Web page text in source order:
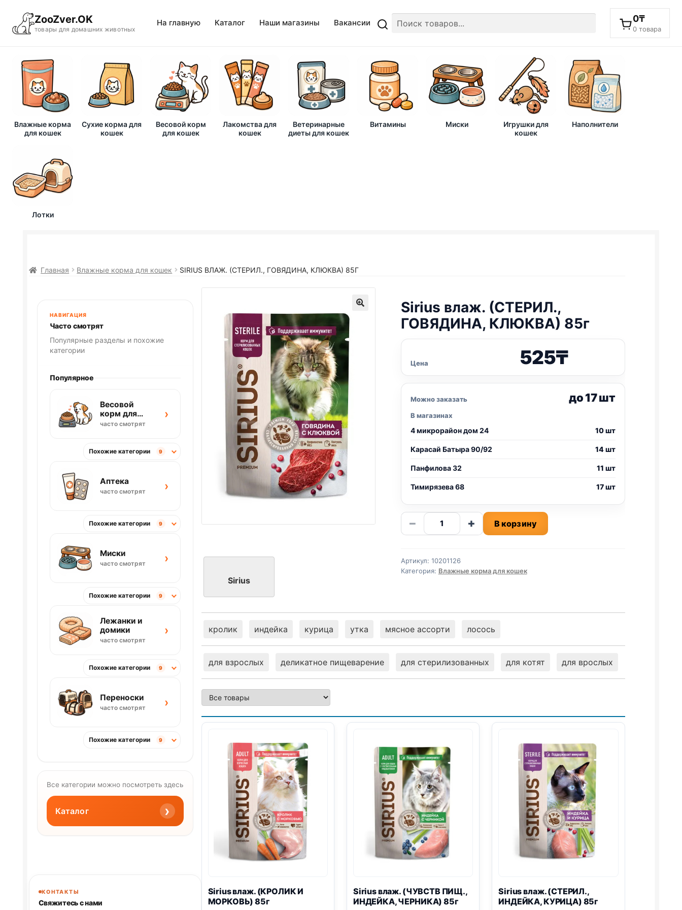
ZooZver.OK
товары для домашних животных
На главную Каталог Наши магазины Вакансии 0₸
0 товара
Влажные корма
для кошек
Сухие корма для
кошек
Весовой корм
для кошек
Лакомства для
кошек
Ветеринарные
диеты для кошек
Витамины Миски
Игрушки для
кошек
Наполнители
Лотки
Главная Влажные корма для кошек SIRIUS ВЛАЖ. (СТЕРИЛ., ГОВЯДИНА, КЛЮКВА) 85Г
Sirius влаж. (СТЕРИЛ.,
ГОВЯДИНА, КЛЮКВА) 85г
Цена 525₸
Можно заказать до 17 шт
В магазинах
4 микрорайон дом 24 10 шт
Карасай Батыра 90/92 14 шт
Панфилова 32 11 шт
Тимирязева 68 17 шт
−
Количество
товара
(СТЕРИЛ.,
+ В корзину
Артикул: 10201126
Категория: Влажные корма для кошек
Sirius
кролик индейка курица утка мясное ассорти лосось
для взрослых деликатное пищеварение для стерилизованных для котят для врослых
Sirius влаж. (КРОЛИК И
МОРКОВЬ) 85г
Sirius влаж. (ЧУВСТВ ПИЩ.,
ИНДЕЙКА, ЧЕРНИКА) 85г
Sirius влаж. (СТЕРИЛ.,
ИНДЕЙКА, КУРИЦА) 85г
НАВИГАЦИЯ
Часто смотрят
Популярные разделы и похожие
категории
Популярное
Весовой
корм для
собак
часто смотрят
›
Похожие категории 9
Аптека
часто смотрят ›
Похожие категории 9
Миски
часто смотрят ›
Похожие категории 9
Лежанки и
домики
часто смотрят
›
Похожие категории 9
Переноски
часто смотрят ›
Похожие категории 9
Все категории можно посмотреть здесь
Каталог ›
КОНТАКТЫ
Свяжитесь с нами